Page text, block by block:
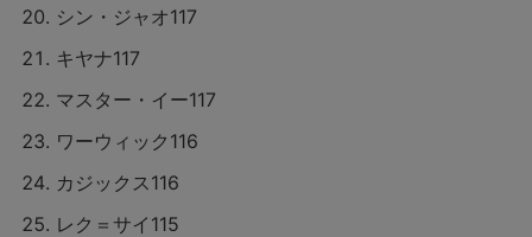
シン・ジャオ117
キヤナ117
マスター・イー117
ワーウィック116
カジックス116
レク＝サイ115